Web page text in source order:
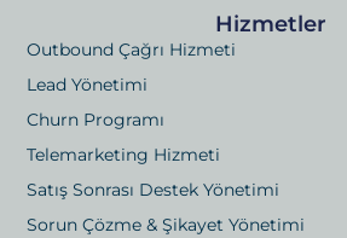
Hizmetler
Outbound Çağrı Hizmeti
Lead Yönetimi
Churn Programı
Telemarketing Hizmeti
Satış Sonrası Destek Yönetimi
Sorun Çözme & Şikayet Yönetimi